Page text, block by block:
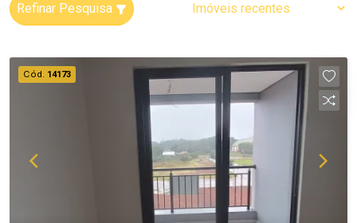
Refinar Pesquisa
Cód. 14173